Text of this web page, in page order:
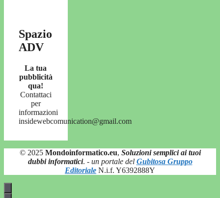
Spazio
ADV
La tua
pubblicità
qua!
Contattaci
per
informazioni
insidewebcomunication@gmail.com
© 2025 Mondoinformatico.eu, Soluzioni semplici ai tuoi
dubbi informatici. - un portale del Gubitosa Gruppo
Editoriale N.i.f. Y6392888Y